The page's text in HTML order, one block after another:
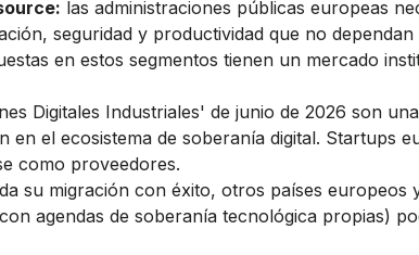
las administraciones públicas europeas
seguridad y productividad que no dependan
en estos segmentos tienen un mercado
Digitales Industriales' de junio de 2026 son
en el ecosistema de soberanía digital. Startups
como proveedores.
su migración con éxito, otros países europeos
agendas de soberanía tecnológica propias)